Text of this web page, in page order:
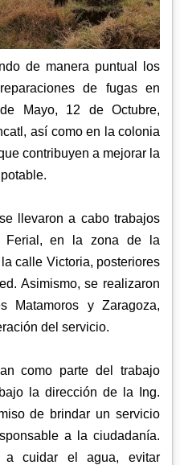
de manera puntual los
de fugas en
Mayo, 12 de Octubre,
así como en la colonia
contribuyen a mejorar la
llevaron a cabo trabajos
Ferial, en la zona de la
calle Victoria, posteriores
Asimismo, se realizaron
Matamoros y Zaragoza,
del servicio.
como parte del trabajo
la dirección de la Ing.
de brindar un servicio
a la ciudadanía.
a cuidar el agua, evitar